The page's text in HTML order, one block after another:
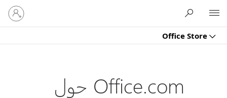
Office Store
تسجيل
الدخول
إلى
Office.com حول